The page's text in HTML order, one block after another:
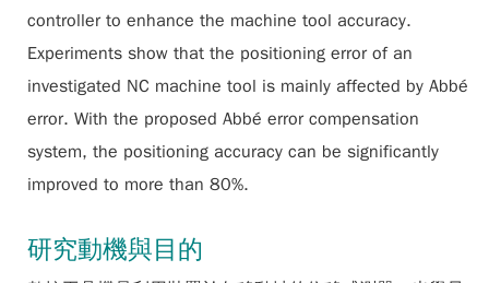
controller to enhance the machine tool accuracy.
Experiments show that the positioning error of an
investigated NC machine tool is mainly affected by Abbé
error. With the proposed Abbé error compensation
system, the positioning accuracy can be significantly
improved to more than 80%.
研究動機與目的